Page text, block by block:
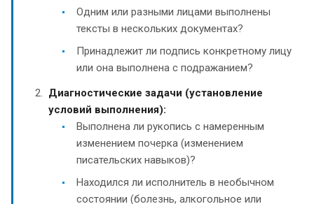
Одним или разными лицами выполнены
тексты в нескольких документах?
Принадлежит ли подпись конкретному лицу
или она выполнена с подражанием?
Диагностические задачи (установление
условий выполнения):
Выполнена ли рукопись с намеренным
изменением почерка (изменением
писательских навыков)?
Находился ли исполнитель в необычном
состоянии (болезнь, алкогольное или